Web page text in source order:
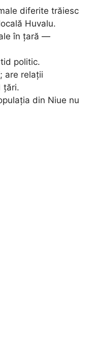
diferite trăiesc
Huvalu.
în țară —
politic.
are relații
țări.
din Niue nu